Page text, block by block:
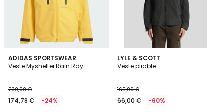
ADIDAS SPORTSWEAR
Veste Myshelter Rain.Rdy
230,00 €
174,78 € -24%
5
/
LYLE & SCOTT
Veste pliable
165,00 €
66,00 € -60%